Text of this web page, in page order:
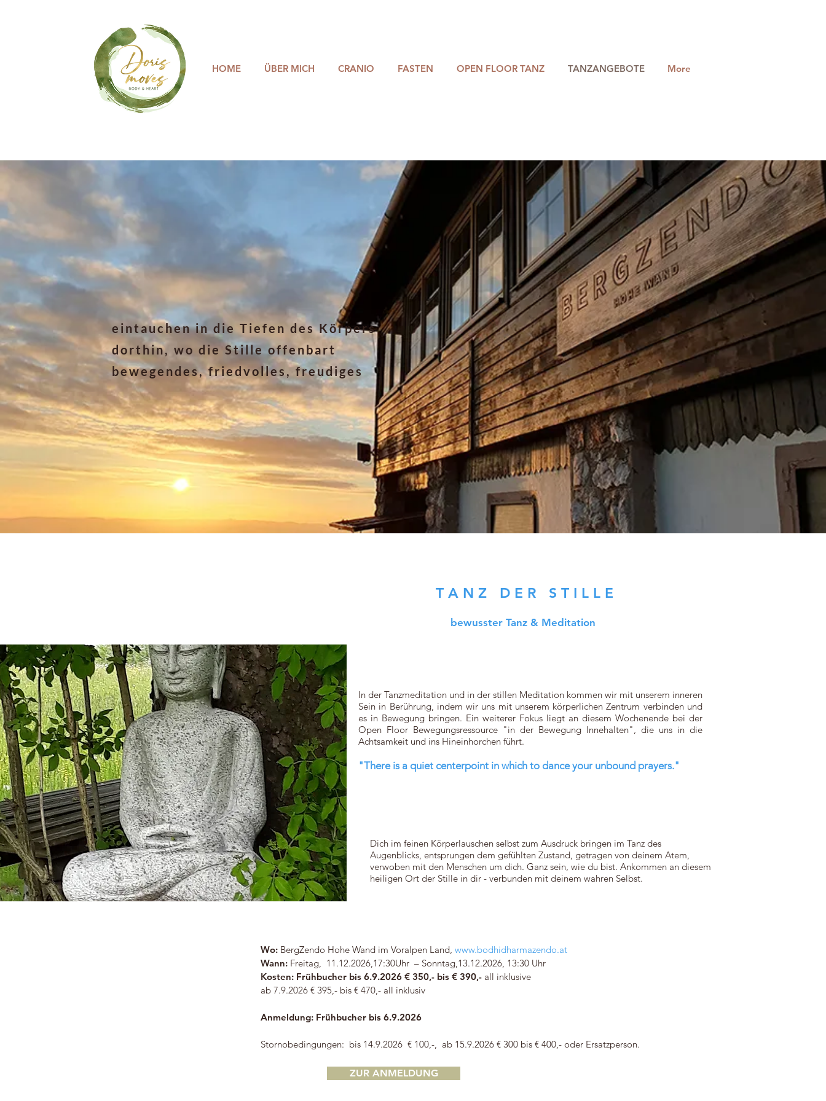
HOME ÜBER MICH CRANIO FASTEN OPEN FLOOR TANZ TANZANGEBOTE More
eintauchen in die Tiefen des Körpers
dorthin, wo die Stille offenbart
bewegendes, friedvolles, freudiges
T A N Z D E R S T I L L E
bewusster Tanz & Meditation
In der Tanzmeditation und in der stillen Meditation kommen wir mit unserem inneren
Sein in Berührung, indem wir uns mit unserem körperlichen Zentrum verbinden und
es in Bewegung bringen. Ein weiterer Fokus liegt an diesem Wochenende bei der
Open Floor Bewegungsressource "in der Bewegung Innehalten", die uns in die
Achtsamkeit und ins Hineinhorchen führt.
"There is a quiet centerpoint in which to dance your unbound prayers."
Dich im feinen Körperlauschen selbst zum Ausdruck bringen im Tanz des
Augenblicks, entsprungen dem gefühlten Zustand, getragen von deinem Atem,
verwoben mit den Menschen um dich. Ganz sein, wie du bist. Ankommen an diesem
heiligen Ort der Stille in dir - verbunden mit deinem wahren Selbst.
Wo: BergZendo Hohe Wand im Voralpen Land, www.bodhidharmazendo.at
Wann: Freitag, 11.12.2026,17:30Uhr – Sonntag,13.12.2026, 13:30 Uhr
Kosten: Frühbucher bis 6.9.2026 € 350,- bis € 390,- all inklusive
ab 7.9.2026 € 395,- bis € 470,- all inklusiv
Anmeldung: Frühbucher bis 6.9.2026
Stornobedingungen: bis 14.9.2026 € 100,-, ab 15.9.2026 € 300 bis € 400,- oder Ersatzperson.
ZUR ANMELDUNG